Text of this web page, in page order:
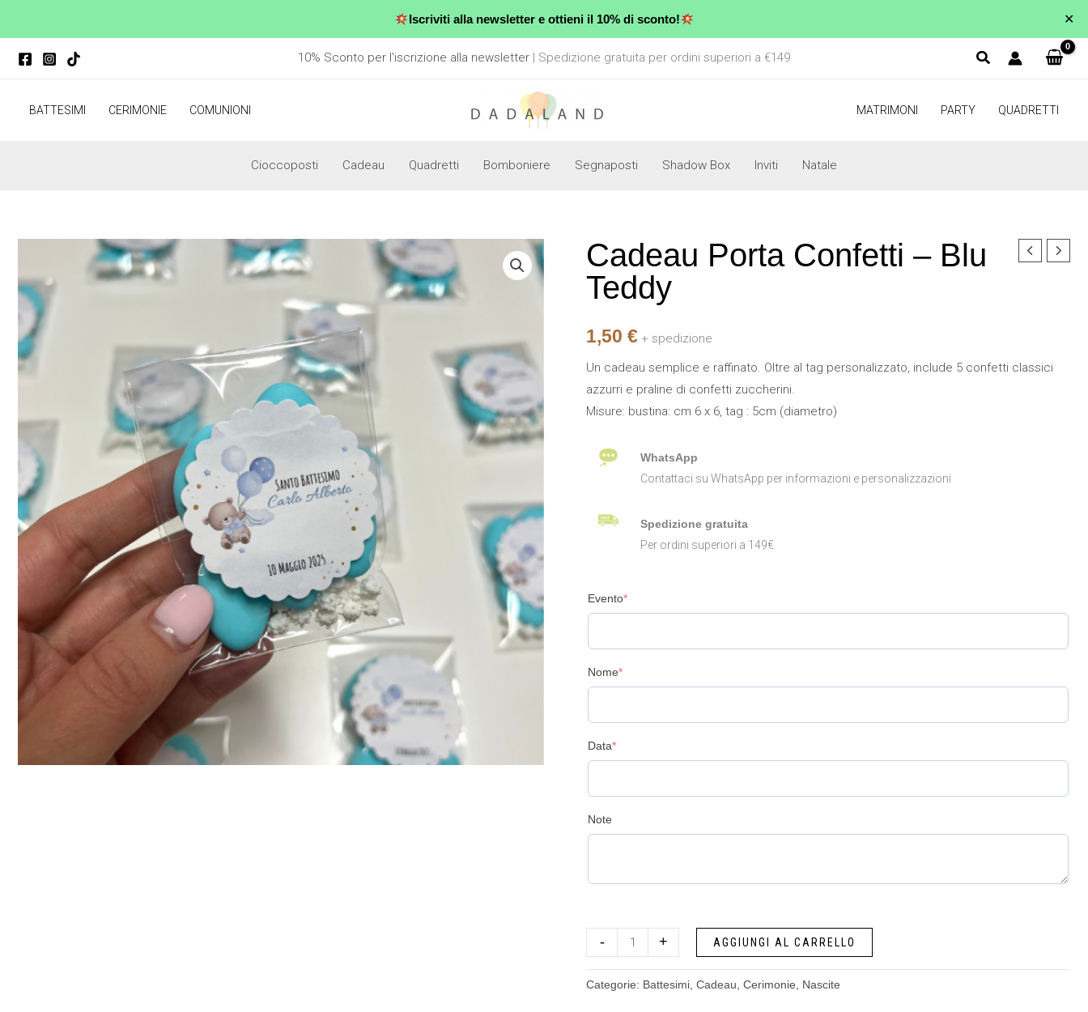
Iscriviti alla newsletter e ottieni il 10% di sconto! ✕
contenuto
10% Sconto per l'iscrizione alla newsletter | Spedizione gratuita per ordini superiori a €149
BATTESIMI CERIMONIE COMUNIONI MATRIMONI PARTY QUADRETTI
Cioccoposti Cadeau Quadretti Bomboniere Segnaposti Shadow Box Inviti Natale
Cadeau Porta Confetti – Blu
Teddy
1,50 € + spedizione
Un cadeau semplice e raffinato. Oltre al tag personalizzato, include 5 confetti classici
azzurri e praline di confetti zuccherini.
Misure: bustina: cm 6 x 6, tag : 5cm (diametro)
WhatsApp
Contattaci su WhatsApp per informazioni e personalizzazioni
Spedizione gratuita
Per ordini superiori a 149€
Evento*
Nome*
Data*
Note
-
Cadeau
Porta
Confetti
Blu
+ AGGIUNGI AL CARRELLO
Categorie: Battesimi, Cadeau, Cerimonie, Nascite